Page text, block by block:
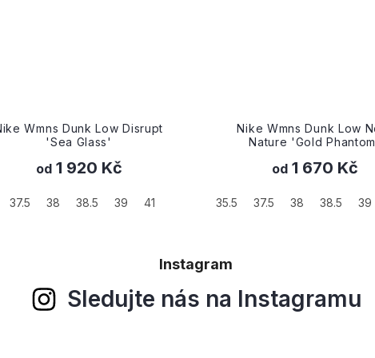
Nike Wmns Dunk Low Next
Nature 'Gold Phantom'
od1 670 Kč
37.5 38 38.5 39 40 41
Nike Dunk Low 'Safari
Kumquat'
od1 900 Kč
42 42.5 43 44 44.5
Instagram
Sledujte nás na Instagramu